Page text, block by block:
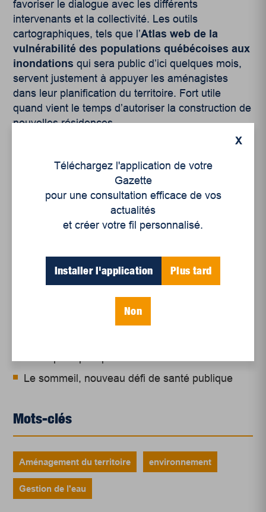
favoriser le dialogue avec les différents
intervenants et la collectivité. Les outils
cartographiques, tels que l’Atlas web de la
vulnérabilité des populations québécoises aux
inondations qui sera public d’ici quelques mois,
servent justement à appuyer les aménagistes
dans leur planification du territoire. Fort utile
quand vient le temps d’autoriser la construction de
nouvelles résidences.
Articles récents
Un siècle de Mauriciennes dans la presse
Le sommeil, nouveau défi de santé publique
Mots-clés
Aménagement du territoire environnement
Gestion de l'eau
X
Téléchargez l'application de votre
Gazette
pour une consultation efficace de vos
actualités
et créer votre fil personnalisé.
Installer l'application Plus tard
Non